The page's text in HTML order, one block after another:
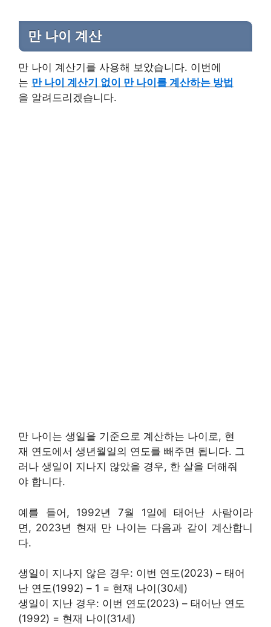
만 나이 계산
만 나이 계산기를 사용해 보았습니다. 이번에
는 만 나이 계산기 없이 만 나이를 계산하는 방법
을 알려드리겠습니다.
만 나이는 생일을 기준으로 계산하는 나이로, 현
재 연도에서 생년월일의 연도를 빼주면 됩니다. 그
러나 생일이 지나지 않았을 경우, 한 살을 더해줘
야 합니다.
예를 들어, 1992년 7월 1일에 태어난 사람이라
면, 2023년 현재 만 나이는 다음과 같이 계산합니
다.
생일이 지나지 않은 경우: 이번 연도(2023) – 태어
난 연도(1992) – 1 = 현재 나이(30세)
생일이 지난 경우: 이번 연도(2023) – 태어난 연도
(1992) = 현재 나이(31세)